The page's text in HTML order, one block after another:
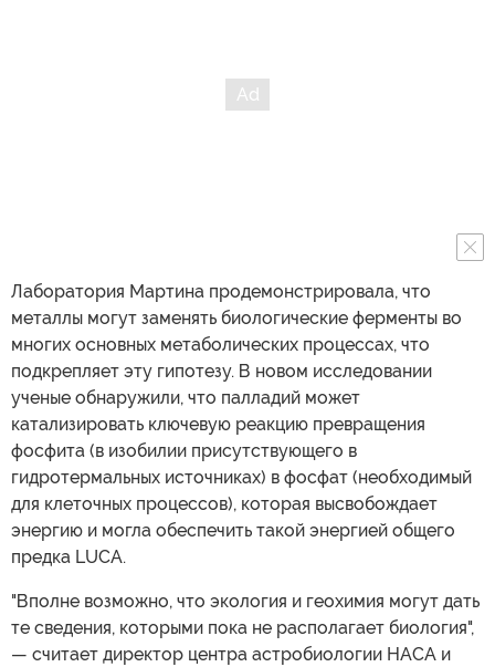
Лаборатория Мартина продемонстрировала, что
металлы могут заменять биологические ферменты во
многих основных метаболических процессах, что
подкрепляет эту гипотезу. В новом исследовании
ученые обнаружили, что палладий может
катализировать ключевую реакцию превращения
фосфита (в изобилии присутствующего в
гидротермальных источниках) в фосфат (необходимый
для клеточных процессов), которая высвобождает
энергию и могла обеспечить такой энергией общего
предка LUCA.
"Вполне возможно, что экология и геохимия могут дать
те сведения, которыми пока не располагает биология",
— считает директор центра астробиологии НАСА и